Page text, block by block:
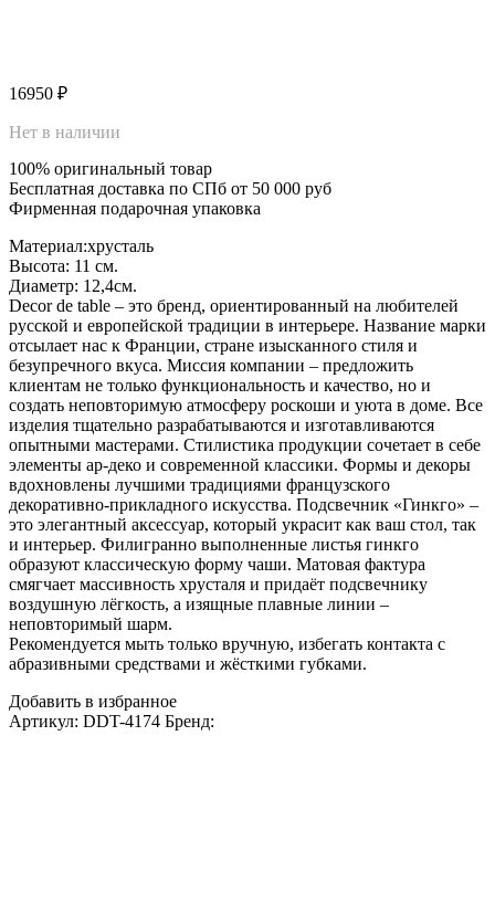
16950 ₽
Нет в наличии
100% оригинальный товар
Бесплатная доставка по СПб от 50 000 руб
Фирменная подарочная упаковка
Материал:хрусталь
Высота: 11 см.
Диаметр: 12,4см.
Decor de table – это бренд, ориентированный на любителей
русской и европейской традиции в интерьере. Название марки
отсылает нас к Франции, стране изысканного стиля и
безупречного вкуса. Миссия компании – предложить
клиентам не только функциональность и качество, но и
создать неповторимую атмосферу роскоши и уюта в доме. Все
изделия тщательно разрабатываются и изготавливаются
опытными мастерами. Стилистика продукции сочетает в себе
элементы ар-деко и современной классики. Формы и декоры
вдохновлены лучшими традициями французского
декоративно-прикладного искусства. Подсвечник «Гинкго» –
это элегантный аксессуар, который украсит как ваш стол, так
и интерьер. Филигранно выполненные листья гинкго
образуют классическую форму чаши. Матовая фактура
смягчает массивность хрусталя и придаёт подсвечнику
воздушную лёгкость, а изящные плавные линии –
неповторимый шарм.
Рекомендуется мыть только вручную, избегать контакта с
абразивными средствами и жёсткими губками.
Добавить в избранное
Артикул: DDT-4174 Бренд: